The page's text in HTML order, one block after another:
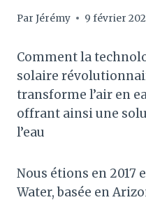
Par Jérémy 9 février
Comment la
solaire
transforme l’air en
offrant ainsi une
l’eau
Nous étions en 2017
Water, basée en